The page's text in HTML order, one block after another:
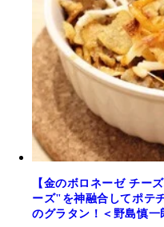
【金のボロネーゼ チー
ーズ"を神融合してポテ
のグラタン！＜野島慎一